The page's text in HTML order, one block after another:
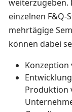
weiterzugeben.
einzelnen F&Q-
mehrtägige
können dabei
Produktion